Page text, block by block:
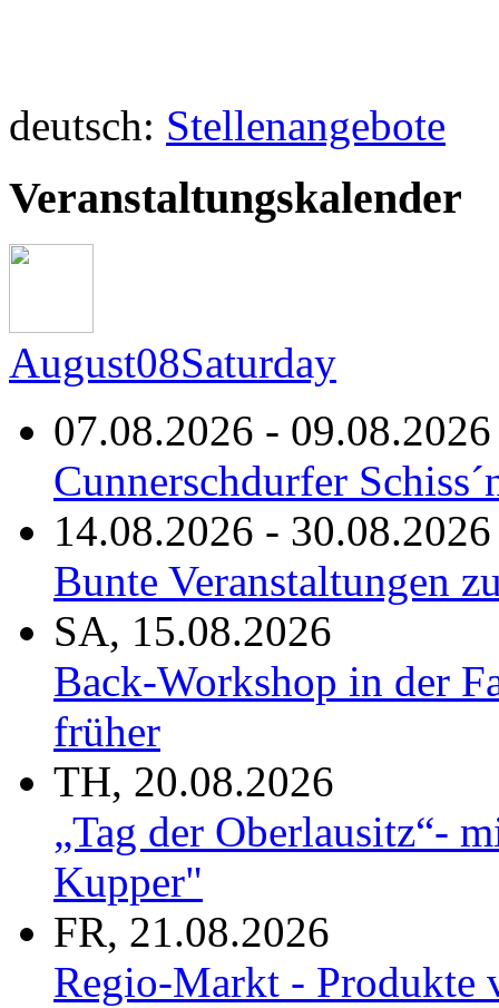
deutsch: Stellenangebote
Veranstaltungskalender
August08Saturday
07.08.2026 - 09.08.2026
Cunnerschdurfer
14.08.2026 - 30.08.2026
Bunte Veranstaltungen
SA, 15.08.2026
Back-Workshop in der
früher
TH, 20.08.2026
„Tag der Oberlausitz“-
Kupper"
FR, 21.08.2026
Regio-Markt - Produkte